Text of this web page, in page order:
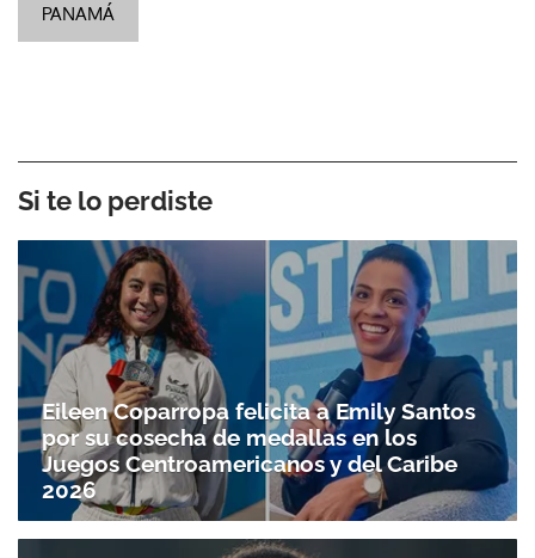
PANAMÁ
Si te lo perdiste
Eileen Coparropa felicita a Emily Santos
por su cosecha de medallas en los
Juegos Centroamericanos y del Caribe
2026